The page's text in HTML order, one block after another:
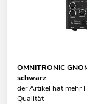
OMNITRONIC
schwarz
der Artikel hat mehr
Qualität